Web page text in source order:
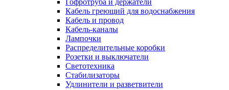
Гофротруба и держатели
Кабель греющий для водоснабжения
Кабель и провод
Кабель-каналы
Лампочки
Распределительные коробки
Розетки и выключатели
Светотехника
Стабилизаторы
Удлинители и разветвители